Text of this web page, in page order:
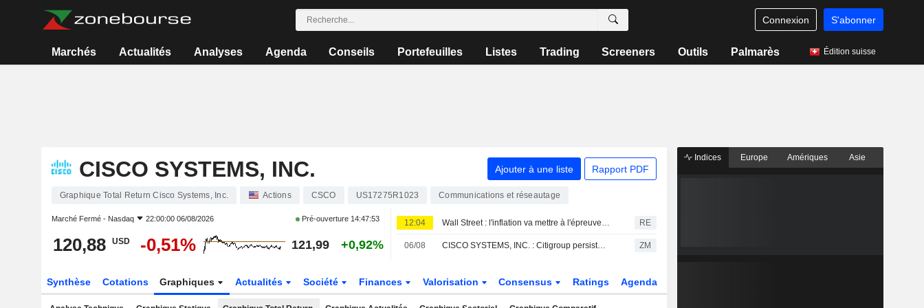
Connexion S'abonner
Marchés Actualités Analyses Agenda Conseils Portefeuilles Listes Trading Screeners Outils Palmarès Édition suisse
CISCO SYSTEMS, INC. Ajouter à une liste Rapport PDF
Graphique Total Return Cisco Systems, Inc. Actions CSCO US17275R1023 Communications et réseautage
Marché Fermé - Nasdaq 22:00:00 06/08/2026 Pré-ouverture 14:47:53
120,88 USD -0,51% 121,99 +0,92%
12:04 Wall Street : l'inflation va mettre à l'épreuve les records boursiers et les perspectives de taux de la Fed RE
06/08 CISCO SYSTEMS, INC. : Citigroup persiste à l'achat ZM
Synthèse Cotations Graphiques Actualités Société Finances Valorisation Consensus Ratings Agenda
Indices Europe Amériques Asie